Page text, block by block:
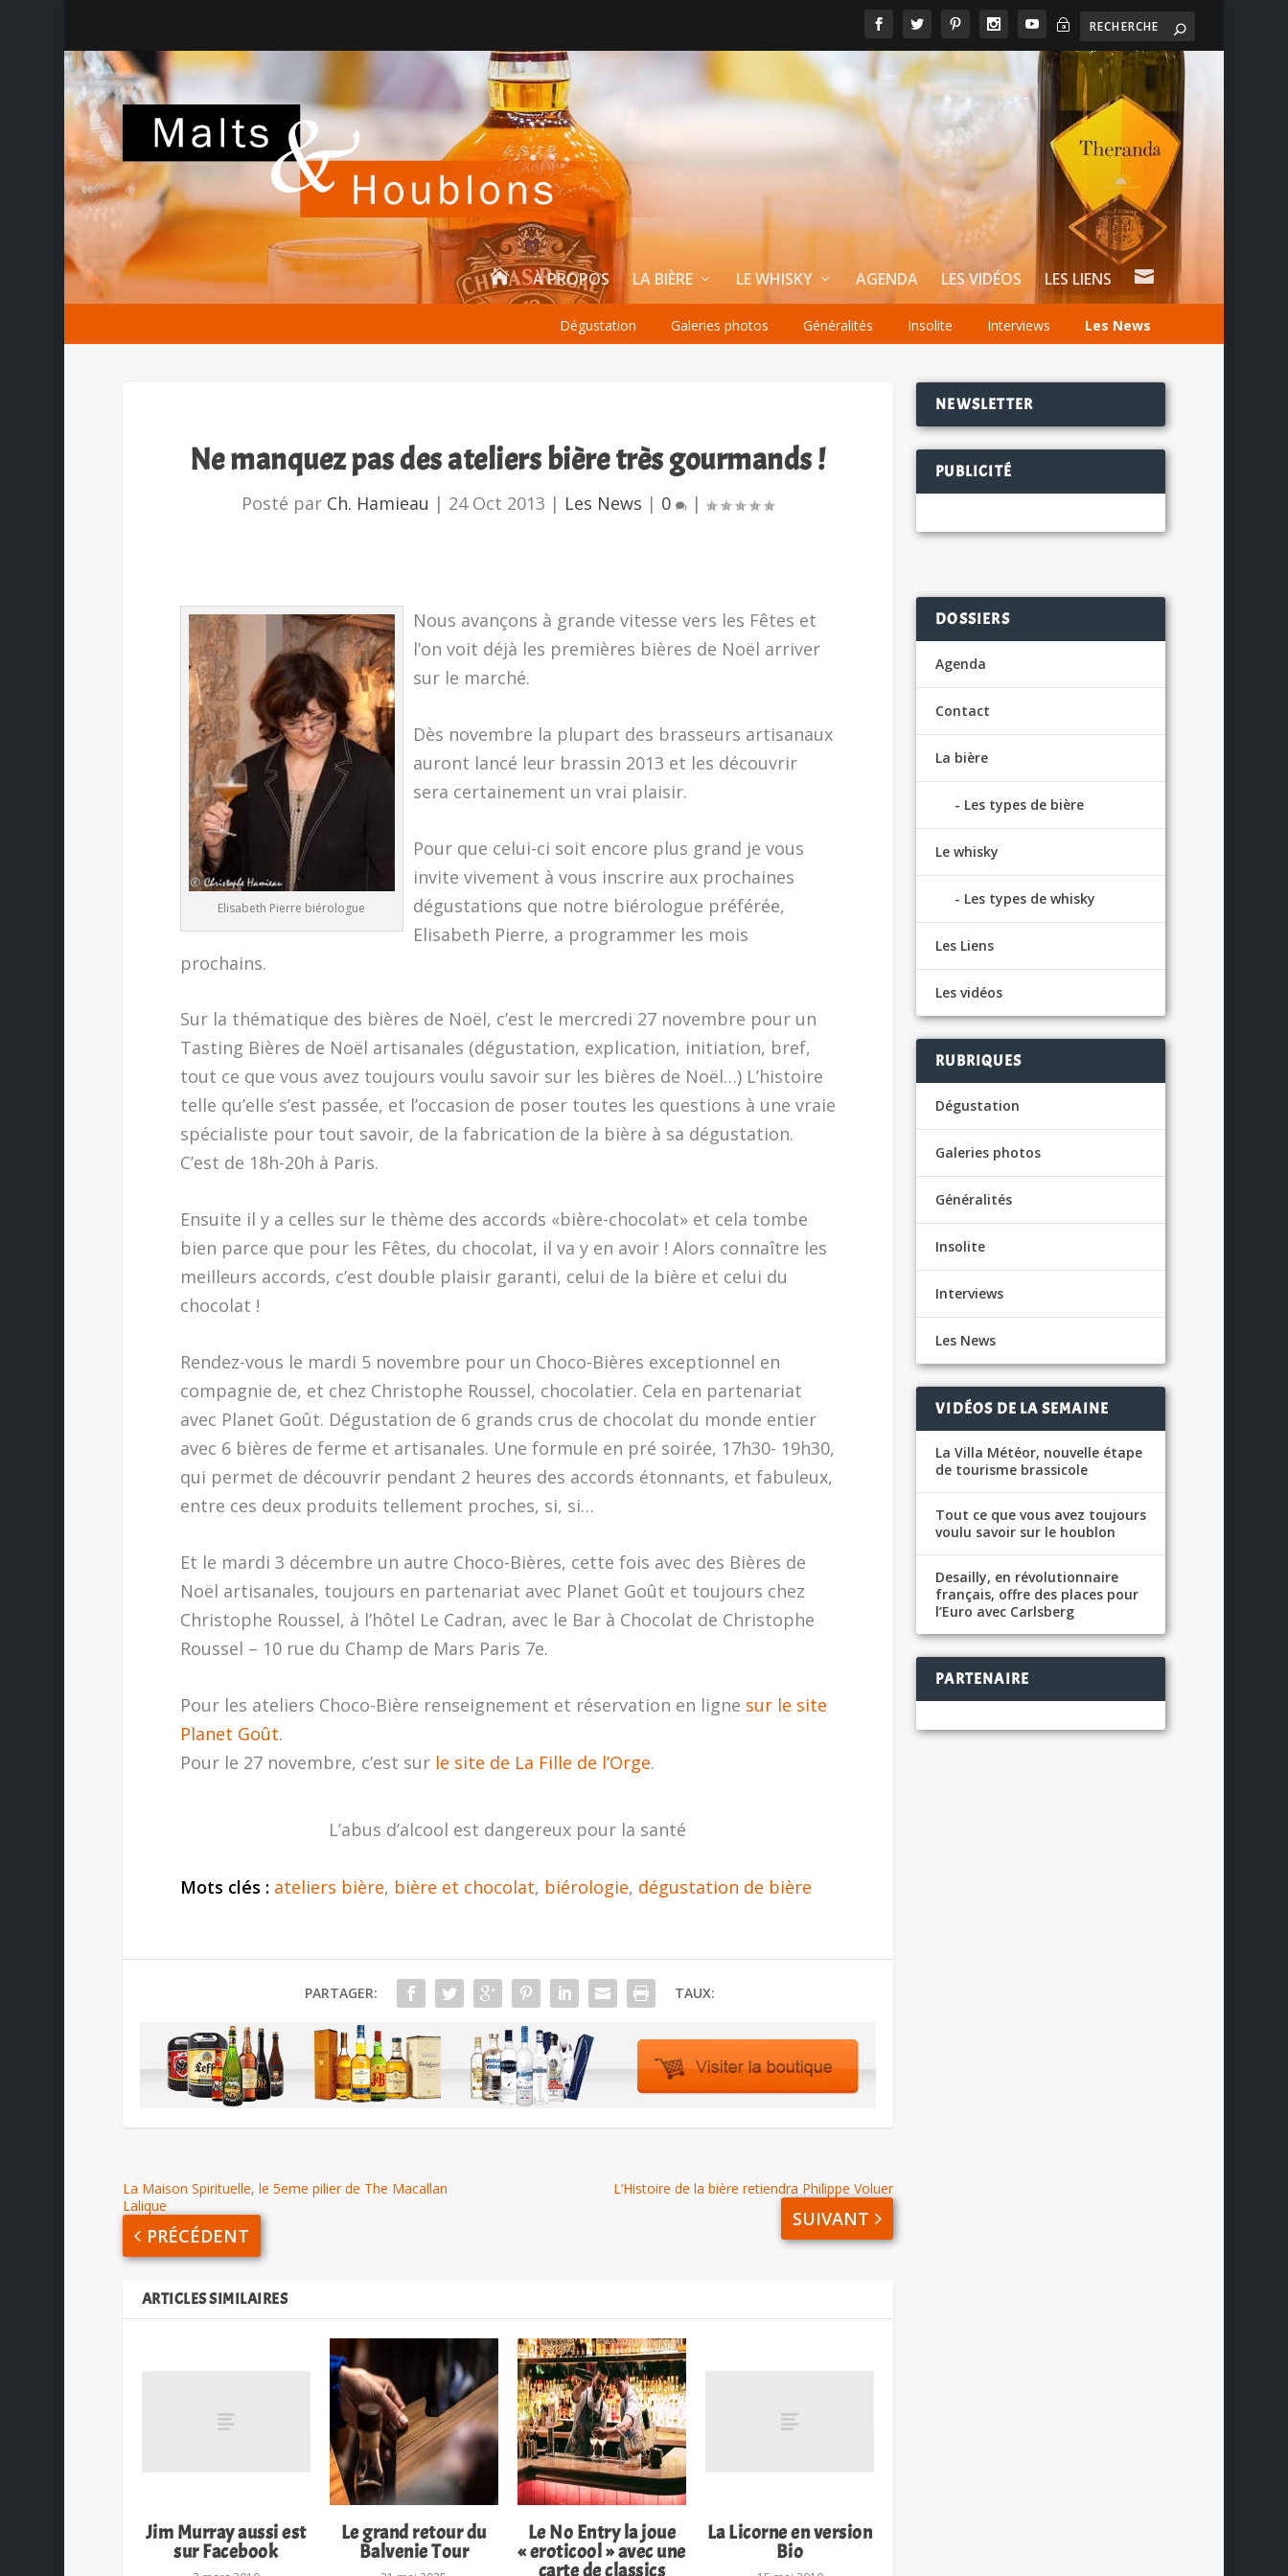
~
 À PROPOS LA BIÈRE LE WHISKY AGENDA LES VIDÉOS LES LIENS 
Dégustation Galeries photos Généralités Insolite Interviews Les News
Ne manquez pas des ateliers bière très gourmands !
Posté par Ch. Hamieau | 24 Oct 2013 | Les News | 0 |
Elisabeth Pierre biérologue
Nous avançons à grande vitesse vers les Fêtes et
l’on voit déjà les premières bières de Noël arriver
sur le marché.
Dès novembre la plupart des brasseurs artisanaux
auront lancé leur brassin 2013 et les découvrir
sera certainement un vrai plaisir.
Pour que celui-ci soit encore plus grand je vous
invite vivement à vous inscrire aux prochaines
dégustations que notre biérologue préférée,
Elisabeth Pierre, a programmer les mois
prochains.
Sur la thématique des bières de Noël, c’est le mercredi 27 novembre pour un
Tasting Bières de Noël artisanales (dégustation, explication, initiation, bref,
tout ce que vous avez toujours voulu savoir sur les bières de Noël…) L’histoire
telle qu’elle s’est passée, et l’occasion de poser toutes les questions à une vraie
spécialiste pour tout savoir, de la fabrication de la bière à sa dégustation.
C’est de 18h-20h à Paris.
Ensuite il y a celles sur le thème des accords «bière-chocolat» et cela tombe
bien parce que pour les Fêtes, du chocolat, il va y en avoir ! Alors connaître les
meilleurs accords, c’est double plaisir garanti, celui de la bière et celui du
chocolat !
Rendez-vous le mardi 5 novembre pour un Choco-Bières exceptionnel en
compagnie de, et chez Christophe Roussel, chocolatier. Cela en partenariat
avec Planet Goût. Dégustation de 6 grands crus de chocolat du monde entier
avec 6 bières de ferme et artisanales. Une formule en pré soirée, 17h30- 19h30,
qui permet de découvrir pendant 2 heures des accords étonnants, et fabuleux,
entre ces deux produits tellement proches, si, si…
Et le mardi 3 décembre un autre Choco-Bières, cette fois avec des Bières de
Noël artisanales, toujours en partenariat avec Planet Goût et toujours chez
Christophe Roussel, à l’hôtel Le Cadran, avec le Bar à Chocolat de Christophe
Roussel – 10 rue du Champ de Mars Paris 7e.
Pour les ateliers Choco-Bière renseignement et réservation en ligne sur le site
Planet Goût.
Pour le 27 novembre, c’est sur le site de La Fille de l’Orge.
L’abus d’alcool est dangereux pour la santé
Mots clés : ateliers bière, bière et chocolat, biérologie, dégustation de bière
PARTAGER: TAUX:
La Maison Spirituelle, le 5eme pilier de The Macallan
Lalique
PRÉCÉDENT
L’Histoire de la bière retiendra Philippe Voluer
SUIVANT
ARTICLES SIMILAIRES
Jim Murray aussi est
sur Facebook
Le grand retour du
Balvenie Tour
Le No Entry la joue
« eroticool » avec une
carte de classics
La Licorne en version
Bio
NEWSLETTER
PUBLICITÉ
DOSSIERS
Agenda
Contact
La bière
Les types de bière
Le whisky
Les types de whisky
Les Liens
Les vidéos
RUBRIQUES
Dégustation
Galeries photos
Généralités
Insolite
Interviews
Les News
VIDÉOS DE LA SEMAINE
La Villa Météor, nouvelle étape
de tourisme brassicole
Tout ce que vous avez toujours
voulu savoir sur le houblon
Desailly, en révolutionnaire
français, offre des places pour
l’Euro avec Carlsberg
PARTENAIRE